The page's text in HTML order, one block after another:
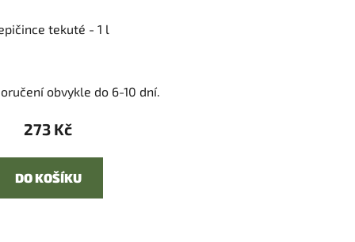
tekuté - 1 l
obvykle do 6-10 dní.
273 Kč
DO KOŠÍKU